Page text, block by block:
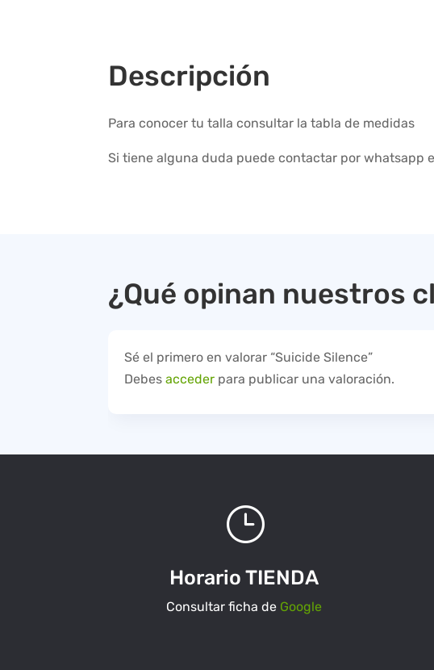
Descripción
Para conocer tu talla consultar la tabla de medidas
Si tiene alguna duda puede contactar por whatsapp
¿Qué opinan nuestros
Sé el primero en valorar “Suicide Silence”
Debesacceder para publicar una valoración.
}
Horario TIENDA
Consultar ficha de Google